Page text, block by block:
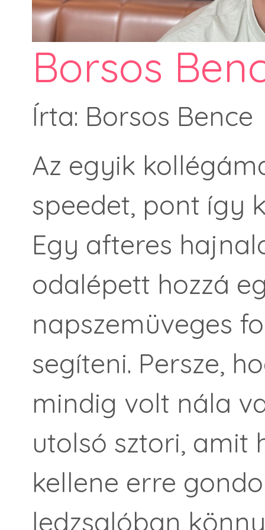
Borsos
Írta: Borsos Bence
Az egyik
speedet, pont így
Egy afteres
odalépett hozzá
napszemüveges
segíteni. Persze,
mindig volt nála
utolsó sztori, amit
kellene erre
ledzsalóban